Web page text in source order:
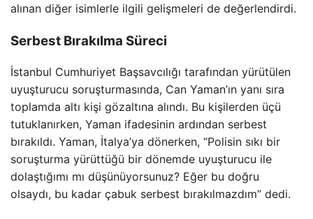
alınan diğer isimlerle ilgili gelişmeleri de değerlendirdi.
Serbest Bırakılma Süreci
İstanbul Cumhuriyet Başsavcılığı tarafından yürütülen
uyuşturucu soruşturmasında, Can Yaman’ın yanı sıra
toplamda altı kişi gözaltına alındı. Bu kişilerden üçü
tutuklanırken, Yaman ifadesinin ardından serbest
bırakıldı. Yaman, İtalya’ya dönerken, “Polisin sıkı bir
soruşturma yürüttüğü bir dönemde uyuşturucu ile
dolaştığımı mı düşünüyorsunuz? Eğer bu doğru
olsaydı, bu kadar çabuk serbest bırakılmazdım” dedi.